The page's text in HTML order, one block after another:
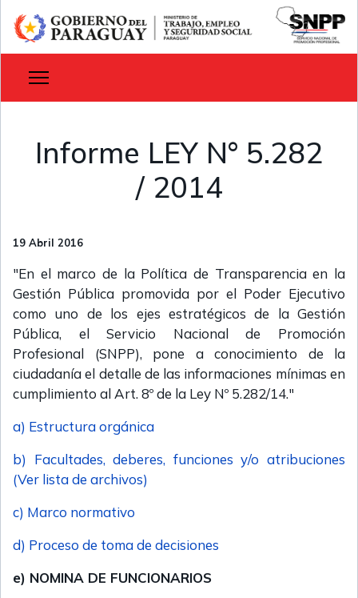
Informe LEY N° 5.282
/ 2014
19 Abril 2016
"En el marco de la Política de Transparencia en la
Gestión Pública promovida por el Poder Ejecutivo
como uno de los ejes estratégicos de la Gestión
Pública, el Servicio Nacional de Promoción
Profesional (SNPP), pone a conocimiento de la
ciudadanía el detalle de las informaciones mínimas en
cumplimiento al Art. 8º de la Ley Nº 5.282/14."
a) Estructura orgánica
b) Facultades, deberes, funciones y/o atribuciones
(Ver lista de archivos)
c) Marco normativo
d) Proceso de toma de decisiones
e) NOMINA DE FUNCIONARIOS